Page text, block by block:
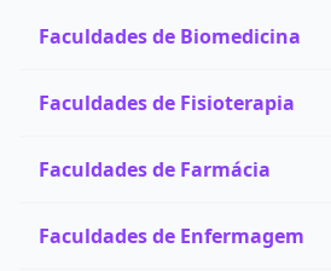
Faculdades de Biomedicina
Faculdades de Fisioterapia
Faculdades de Farmácia
Faculdades de Enfermagem